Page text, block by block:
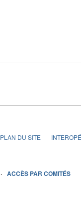
PLAN DU SITE
ACCÈS PAR COMITÉS